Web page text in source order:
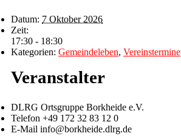
Datum: 7 Oktober 2026
Zeit:
17:30 - 18:30
Kategorien: Gemeindeleben, Vereinstermine
Veranstalter
DLRG Ortsgruppe Borkheide e.V.
Telefon +49 172 32 83 12 0
E-Mail info@borkheide.dlrg.de